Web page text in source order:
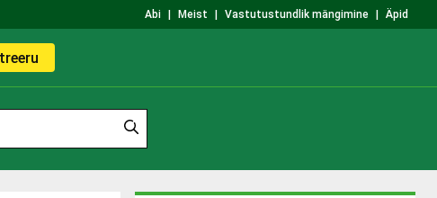
Abi Meist Vastutustundlik mängimine Äpid